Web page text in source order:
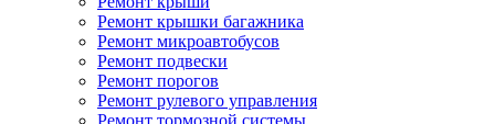
Ремонт крышки багажника
Ремонт микроавтобусов
Ремонт подвески
Ремонт порогов
Ремонт рулевого управления
Ремонт тормозной системы